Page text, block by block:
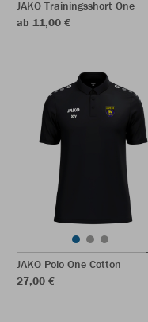
JAKO Trainingsshort One
ab 11,00 €
JAKO Polo One Cotton
27,00 €